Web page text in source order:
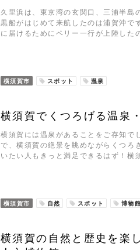
久里浜は、東京湾の玄関口、三浦半島
黒船がはじめて来航したのは浦賀沖で
に届けるためにペリー一行が上陸し
横須賀市 スポット 温泉
横須賀でくつろげる温泉
横須賀には温泉があることをご存知で
で、横須賀の絶景を眺めながらくつろ
いたい人もきっと満足できるはず！
横須賀市 自然 スポット 博物
横須賀の自然と歴史を楽